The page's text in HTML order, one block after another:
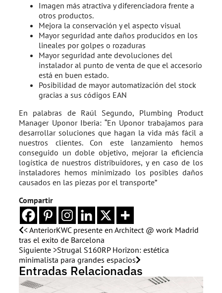
Imagen más atractiva y diferenciadora frente a
otros productos.
Mejora la conservación y el aspecto visual
Mayor seguridad ante daños producidos en los
lineales por golpes o rozaduras
Mayor seguridad ante devoluciones del
instalador al punto de venta de que el accesorio
está en buen estado.
Posibilidad de mayor automatización del stock
gracias a sus códigos EAN
En palabras de Raúl Segundo, Plumbing Product
Manager Uponor Iberia: “En Uponor trabajamos para
desarrollar soluciones que hagan la vida más fácil a
nuestros clientes. Con este lanzamiento hemos
conseguido un doble objetivo, mejorar la eficiencia
logística de nuestros distribuidores, y en caso de los
instaladores hemos minimizado los posibles daños
causados en las piezas por el transporte”
Compartir
< AnteriorKWC presente en Architect @ work Madrid
tras el exito de Barcelona
Siguiente >Strugal S160RP Horizon: estética
minimalista para grandes espacios
Entradas Relacionadas